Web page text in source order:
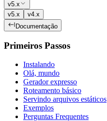
v5.x
v5.x
v4.x
Documentação
Primeiros Passos
Instalando
Olá, mundo
Gerador expresso
Roteamento básico
Servindo arquivos estáticos
Exemplos
Perguntas Frequentes